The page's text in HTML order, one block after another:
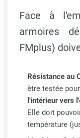
Face à
armoires
FMplus)
Résistance au
être testée
l'intérieur vers
Elle doit
température